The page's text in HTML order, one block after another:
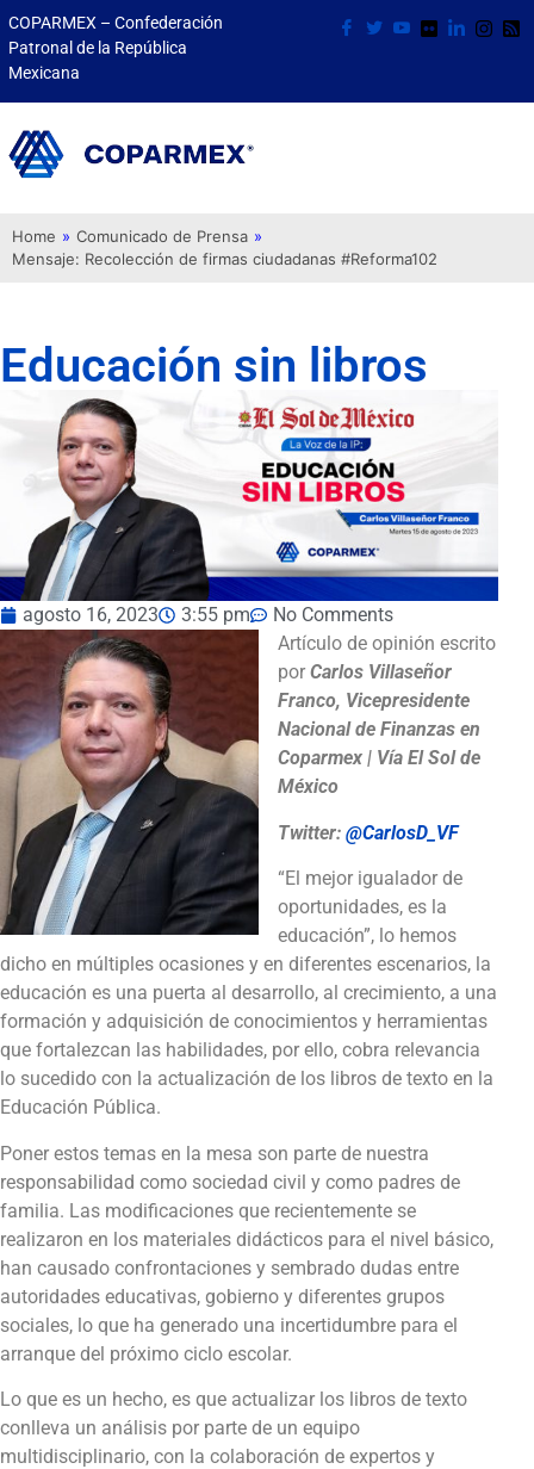
COPARMEX – Confederación
Patronal de la República
Mexicana
Home » Comunicado de Prensa »
Mensaje: Recolección de firmas ciudadanas #Reforma102
Educación sin libros
agosto 16, 2023 3:55 pm
No Comments
Artículo de opinión escrito
por Carlos Villaseñor
Franco, Vicepresidente
Nacional de Finanzas en
Coparmex | Vía El Sol de
México
Twitter: @CarlosD_VF
“El mejor igualador de
oportunidades, es la
educación”, lo hemos
dicho en múltiples ocasiones y en diferentes escenarios, la
educación es una puerta al desarrollo, al crecimiento, a una
formación y adquisición de conocimientos y herramientas
que fortalezcan las habilidades, por ello, cobra relevancia
lo sucedido con la actualización de los libros de texto en la
Educación Pública.
Poner estos temas en la mesa son parte de nuestra
responsabilidad como sociedad civil y como padres de
familia. Las modificaciones que recientemente se
realizaron en los materiales didácticos para el nivel básico,
han causado confrontaciones y sembrado dudas entre
autoridades educativas, gobierno y diferentes grupos
sociales, lo que ha generado una incertidumbre para el
arranque del próximo ciclo escolar.
Lo que es un hecho, es que actualizar los libros de texto
conlleva un análisis por parte de un equipo
multidisciplinario, con la colaboración de expertos y